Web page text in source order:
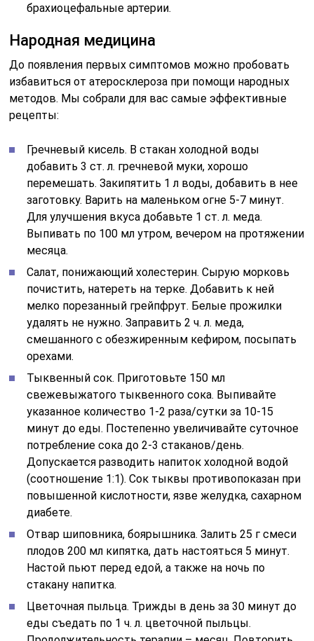
брахиоцефальные артерии.
Народная медицина
До появления первых симптомов можно пробовать
избавиться от атеросклероза при помощи народных
методов. Мы собрали для вас самые эффективные
рецепты:
Гречневый кисель. В стакан холодной воды
добавить 3 ст. л. гречневой муки, хорошо
перемешать. Закипятить 1 л воды, добавить в нее
заготовку. Варить на маленьком огне 5-7 минут.
Для улучшения вкуса добавьте 1 ст. л. меда.
Выпивать по 100 мл утром, вечером на протяжении
месяца.
Салат, понижающий холестерин. Сырую морковь
почистить, натереть на терке. Добавить к ней
мелко порезанный грейпфрут. Белые прожилки
удалять не нужно. Заправить 2 ч. л. меда,
смешанного с обезжиренным кефиром, посыпать
орехами.
Тыквенный сок. Приготовьте 150 мл
свежевыжатого тыквенного сока. Выпивайте
указанное количество 1-2 раза/сутки за 10-15
минут до еды. Постепенно увеличивайте суточное
потребление сока до 2-3 стаканов/день.
Допускается разводить напиток холодной водой
(соотношение 1:1). Сок тыквы противопоказан при
повышенной кислотности, язве желудка, сахарном
диабете.
Отвар шиповника, боярышника. Залить 25 г смеси
плодов 200 мл кипятка, дать настояться 5 минут.
Настой пьют перед едой, а также на ночь по
стакану напитка.
Цветочная пыльца. Трижды в день за 30 минут до
еды съедать по 1 ч. л. цветочной пыльцы.